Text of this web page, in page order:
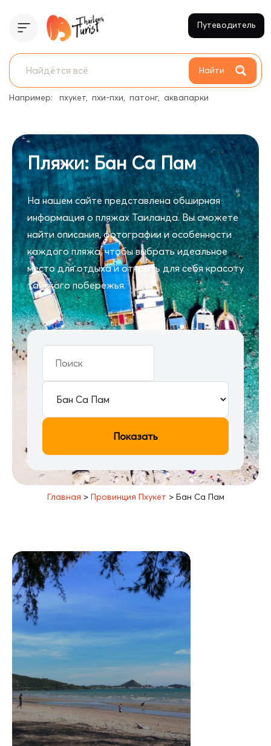
Найти
Например: пхукет пхи-пхи патонг аквапарки
Путеводитель
Пляжи: Бан Са Пам
На нашем сайте представлена обширная
информация о пляжах Таиланда. Вы сможете
найти описания, фотографии и особенности
каждого пляжа, чтобы выбрать идеальное
место для отдыха и открыть для себя красоту
тайского побережья.
Показать
Главная > Провинция Пхукет > Бан Са Пам